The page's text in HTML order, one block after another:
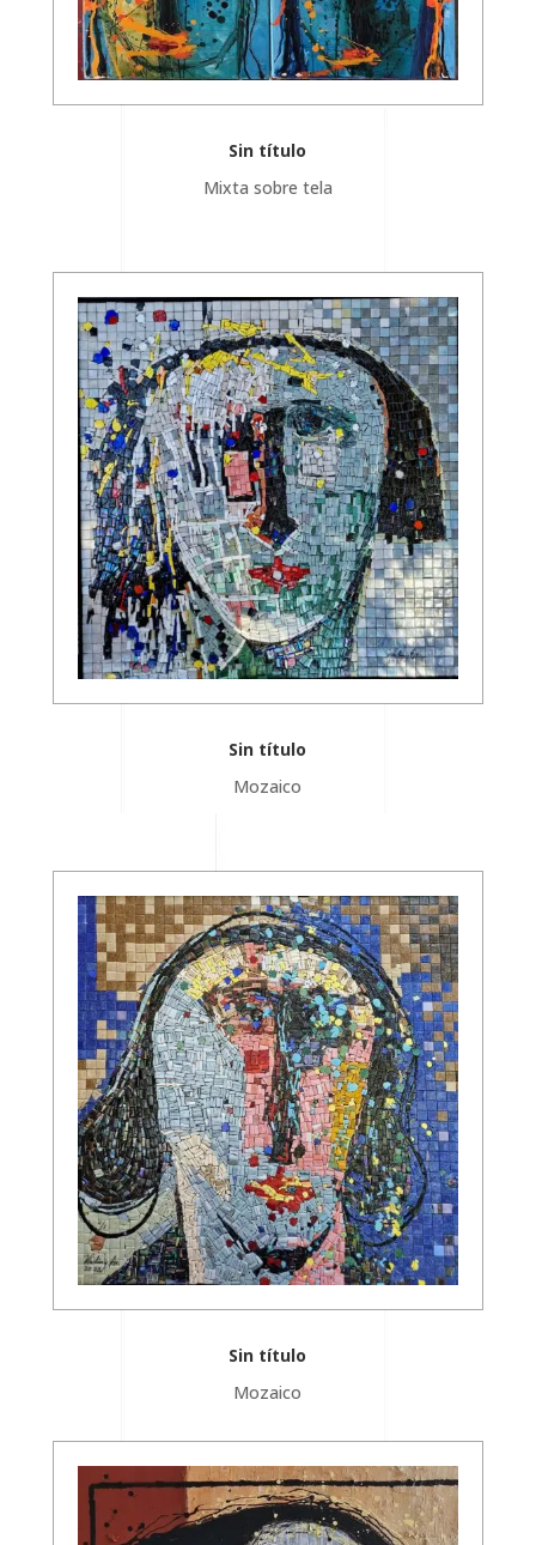
Sin título
Mixta sobre tela
Sin título
Mozaico
Sin título
Mozaico